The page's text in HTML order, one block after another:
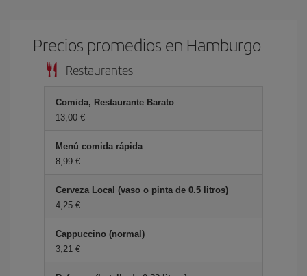
Precios promedios en Hamburgo
Restaurantes
Comida, Restaurante Barato
13,00
Menú comida rápida
8,99
Cerveza Local (vaso o pinta de 0.5 litros)
4,25
Cappuccino (normal)
3,21